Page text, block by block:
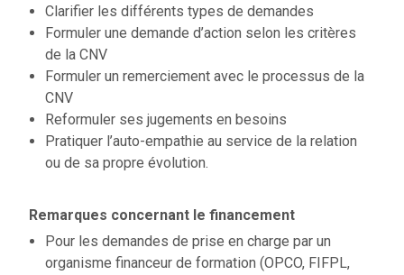
Clarifier les différents types de demandes
Formuler une demande d’action selon les critères
de la CNV
Formuler un remerciement avec le processus de la
CNV
Reformuler ses jugements en besoins
Pratiquer l’auto-empathie au service de la relation
ou de sa propre évolution.
Remarques concernant le financement
Pour les demandes de prise en charge par un
organisme financeur de formation (OPCO, FIFPL,